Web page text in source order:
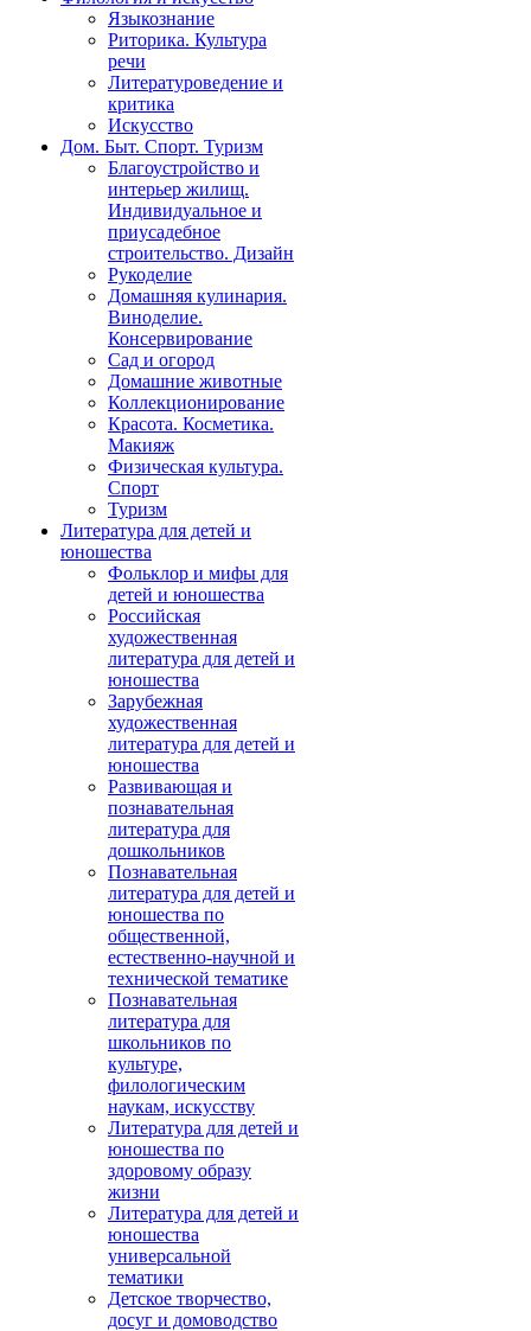
Языкознание
Риторика. Культура
речи
Литературоведение и
критика
Искусство
Дом. Быт. Спорт. Туризм
Благоустройство и
интерьер жилищ.
Индивидуальное и
приусадебное
строительство. Дизайн
Рукоделие
Домашняя кулинария.
Виноделие.
Консервирование
Сад и огород
Домашние животные
Коллекционирование
Красота. Косметика.
Макияж
Физическая культура.
Спорт
Туризм
Литература для детей и
юношества
Фольклор и мифы для
детей и юношества
Российская
художественная
литература для детей и
юношества
Зарубежная
художественная
литература для детей и
юношества
Развивающая и
познавательная
литература для
дошкольников
Познавательная
литература для детей и
юношества по
общественной,
естественно-научной и
технической тематике
Познавательная
литература для
школьников по
культуре,
филологическим
наукам, искусству
Литература для детей и
юношества по
здоровому образу
жизни
Литература для детей и
юношества
универсальной
тематики
Детское творчество,
досуг и домоводство